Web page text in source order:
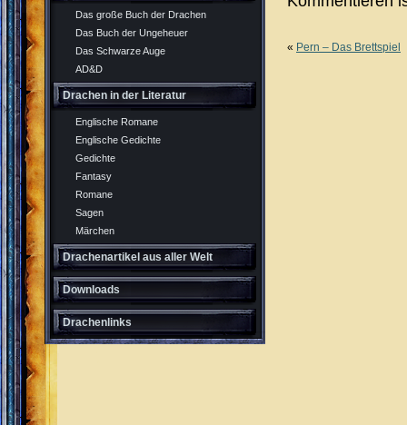
Das große Buch der Drachen
Das Buch der Ungeheuer
Das Schwarze Auge
AD&D
Drachen in der Literatur
Englische Romane
Englische Gedichte
Gedichte
Fantasy
Romane
Sagen
Märchen
Drachenartikel aus aller Welt
Downloads
Drachenlinks
« Pern – Das Brettspiel